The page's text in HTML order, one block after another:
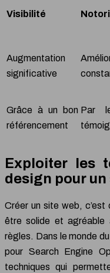
Visibilité
Augmentation
significative
Grâce à un bon
référencement
Par
Exploiter les
design pour
Créer un site web, c’est
être solide et agréable
règles. Dans le monde
pour Search Engine
techniques qui